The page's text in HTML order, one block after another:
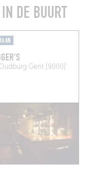
DE BUURT
Oudburg Gent (9000)